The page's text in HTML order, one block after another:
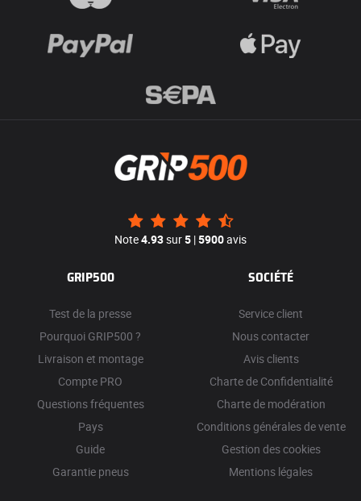
Note4.93sur5 |5900avis
GRIP500
Test de la presse
Pourquoi GRIP500 ?
Livraison et montage
Compte PRO
Questions fréquentes
Pays
Guide
Garantie pneus
SOCIÉTÉ
Service client
Nous contacter
Avis clients
Charte de Confidentialité
Charte de modération
Conditions générales de vente
Gestion des cookies
Mentions légales